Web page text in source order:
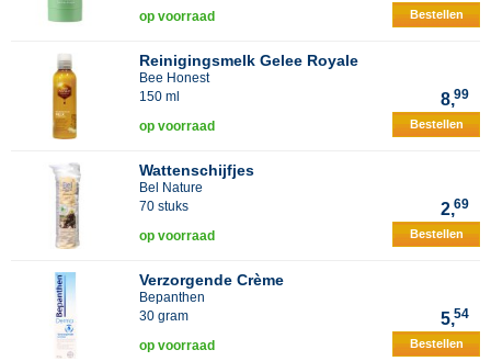
op voorraad Bestellen
Reinigingsmelk Gelee Royale
Bee Honest
150 ml
8,99
op voorraad Bestellen
Wattenschijfjes
Bel Nature
70 stuks
2,69
op voorraad Bestellen
Verzorgende Crème
Bepanthen
30 gram
5,54
op voorraad Bestellen